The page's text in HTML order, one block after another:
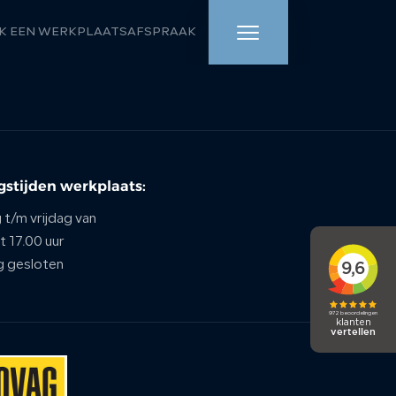
EEN WERKPLAATSAFSPRAAK
WERKPLAATS
werkplaats:
t/m vrijdag van
17.00 uur
gesloten